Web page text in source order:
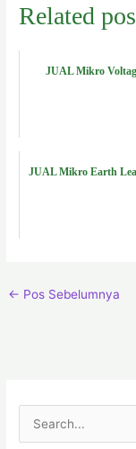
Related
JUAL Mikro
JUAL Mikro Earth
← Pos Sebelumnya